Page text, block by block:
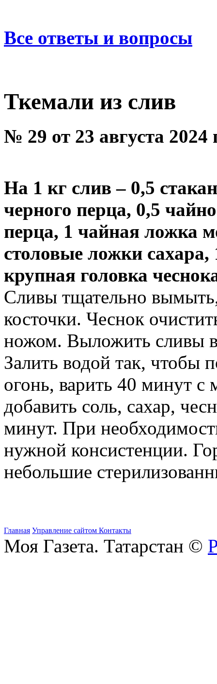
Все ответы и вопросы
Ткемали из слив
№ 29 от 23 августа 2024
На 1 кг слив – 0,5
черного перца, 0,5
перца, 1 чайная ложка
столовые ложки сахара,
крупная головка
Сливы тщательно
косточки. Чеснок
ножом. Выложить сливы в
Залить водой так, чтобы
огонь, варить 40 минут с
добавить соль, сахар,
минут. При
нужной консистенции.
небольшие
Главная Управление сайтом Контакты
Моя Газета. Татарстан ©